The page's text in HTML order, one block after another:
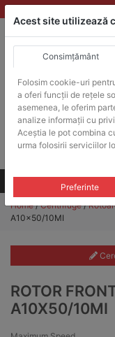
Skip
to
ACHIZITII
Produsele pot fi
Products
search
Toate produsele
Home/Centrifuge/
A10x50/10MI
ROTOR
A10X50/10MI
Acest site utilizează
Consimțământ
Folosim cookie-uri
a oferi funcții de rețele
asemenea, le oferim
analize informații cu
Aceștia le pot combina
urma folosirii serviciilor
Preferinte